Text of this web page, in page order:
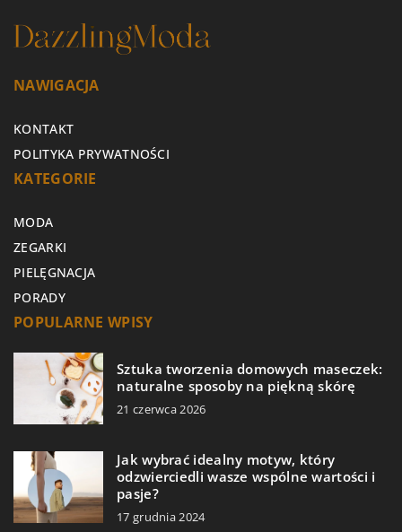
NAWIGACJA
KONTAKT
POLITYKA PRYWATNOŚCI
KATEGORIE
MODA
ZEGARKI
PIELĘGNACJA
PORADY
POPULARNE WPISY
Sztuka tworzenia domowych maseczek:
naturalne sposoby na piękną skórę
21 czerwca 2026
Jak wybrać idealny motyw, który
odzwierciedli wasze wspólne wartości i
pasje?
17 grudnia 2024